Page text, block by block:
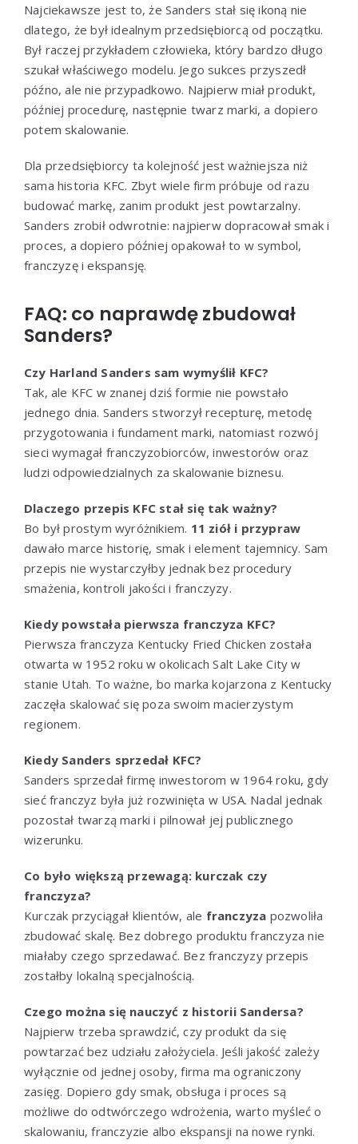
Najciekawsze jest to, że Sanders stał się ikoną nie
dlatego, że był idealnym przedsiębiorcą od początku.
Był raczej przykładem człowieka, który bardzo długo
szukał właściwego modelu. Jego sukces przyszedł
późno, ale nie przypadkowo. Najpierw miał produkt,
później procedurę, następnie twarz marki, a dopiero
potem skalowanie.
Dla przedsiębiorcy ta kolejność jest ważniejsza niż
sama historia KFC. Zbyt wiele firm próbuje od razu
budować markę, zanim produkt jest powtarzalny.
Sanders zrobił odwrotnie: najpierw dopracował smak i
proces, a dopiero później opakował to w symbol,
franczyzę i ekspansję.
FAQ: co naprawdę zbudował
Sanders?
Czy Harland Sanders sam wymyślił KFC?
Tak, ale KFC w znanej dziś formie nie powstało
jednego dnia. Sanders stworzył recepturę, metodę
przygotowania i fundament marki, natomiast rozwój
sieci wymagał franczyzobiorców, inwestorów oraz
ludzi odpowiedzialnych za skalowanie biznesu.
Dlaczego przepis KFC stał się tak ważny?
Bo był prostym wyróżnikiem. 11 ziół i przypraw
dawało marce historię, smak i element tajemnicy. Sam
przepis nie wystarczyłby jednak bez procedury
smażenia, kontroli jakości i franczyzy.
Kiedy powstała pierwsza franczyza KFC?
Pierwsza franczyza Kentucky Fried Chicken została
otwarta w 1952 roku w okolicach Salt Lake City w
stanie Utah. To ważne, bo marka kojarzona z Kentucky
zaczęła skalować się poza swoim macierzystym
regionem.
Kiedy Sanders sprzedał KFC?
Sanders sprzedał firmę inwestorom w 1964 roku, gdy
sieć franczyz była już rozwinięta w USA. Nadal jednak
pozostał twarzą marki i pilnował jej publicznego
wizerunku.
Co było większą przewagą: kurczak czy
franczyza?
Kurczak przyciągał klientów, ale franczyza pozwoliła
zbudować skalę. Bez dobrego produktu franczyza nie
miałaby czego sprzedawać. Bez franczyzy przepis
zostałby lokalną specjalnością.
Czego można się nauczyć z historii Sandersa?
Najpierw trzeba sprawdzić, czy produkt da się
powtarzać bez udziału założyciela. Jeśli jakość zależy
wyłącznie od jednej osoby, firma ma ograniczony
zasięg. Dopiero gdy smak, obsługa i proces są
możliwe do odtwórczego wdrożenia, warto myśleć o
skalowaniu, franczyzie albo ekspansji na nowe rynki.